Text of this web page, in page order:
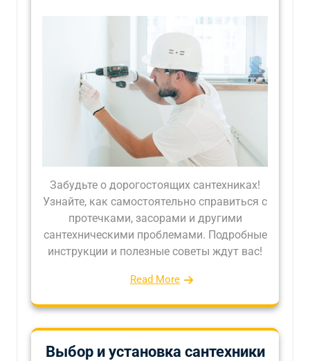
Забудьте о дорогостоящих сантехниках!
Узнайте, как самостоятельно справиться с
протечками, засорами и другими
сантехническими проблемами. Подробные
инструкции и полезные советы ждут вас!
Read More
Выбор и установка сантехники